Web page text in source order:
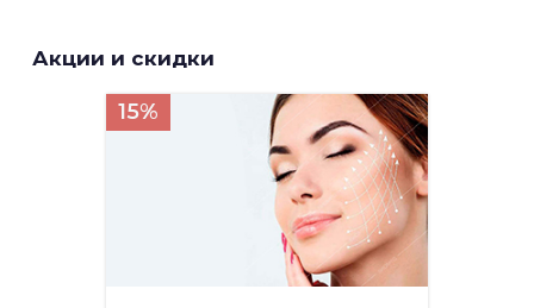
Акции и скидки
15%